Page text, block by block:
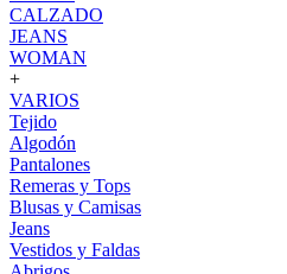
CALZADO
JEANS
WOMAN
+
VARIOS
Tejido
Algodón
Pantalones
Remeras y Tops
Blusas y Camisas
Jeans
Vestidos y Faldas